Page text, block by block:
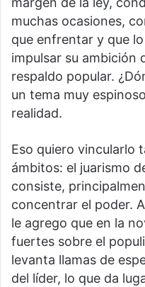
muchas ocasiones,
que enfrentar y que
impulsar su ambición
respaldo popular.
un tema muy
realidad.
Eso quiero vincularlo
ámbitos: el juarismo
consiste,
concentrar el poder.
le agrego que en la
fuertes sobre el
levanta llamas de
del líder, lo que da